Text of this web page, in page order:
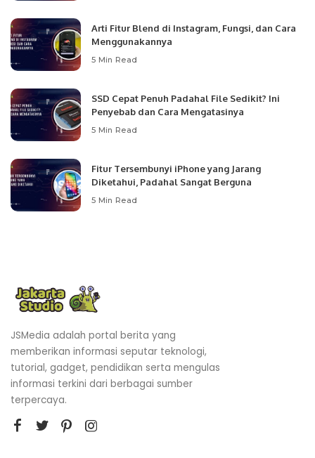
Arti Fitur Blend di Instagram, Fungsi, dan Cara
Menggunakannya
5 Min Read
SSD Cepat Penuh Padahal File Sedikit? Ini
Penyebab dan Cara Mengatasinya
5 Min Read
Fitur Tersembunyi iPhone yang Jarang
Diketahui, Padahal Sangat Berguna
5 Min Read
JSMedia adalah portal berita yang
memberikan informasi seputar teknologi,
tutorial, gadget, pendidikan serta mengulas
informasi terkini dari berbagai sumber
terpercaya.